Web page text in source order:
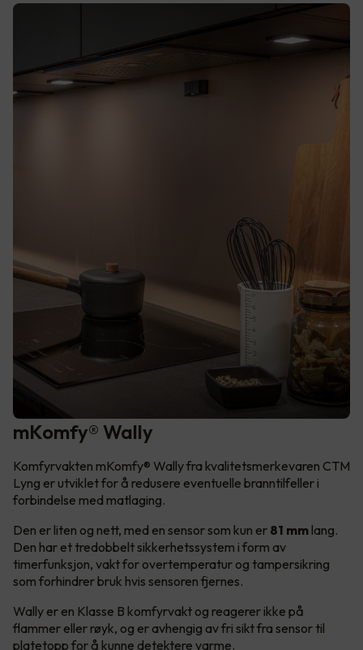
mKomfy® Wally
Komfyrvakten mKomfy® Wally fra kvalitetsmerkevaren CTM
Lyng er utviklet for å redusere eventuelle branntilfeller i
forbindelse med matlaging.
Den er liten og nett, med en sensor som kun er 81 mm lang.
Den har et tredobbelt sikkerhetssystem i form av
timerfunksjon, vakt for overtemperatur og tampersikring
som forhindrer bruk hvis sensoren fjernes.
Wally er en Klasse B komfyrvakt og reagerer ikke på
flammer eller røyk, og er avhengig av fri sikt fra sensor til
platetopp for å kunne detektere varme.